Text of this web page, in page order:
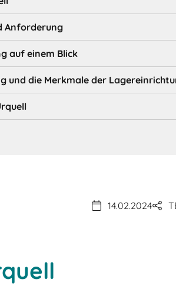
Anforderung
auf einem Blick
und die Merkmale der
14.02.2024